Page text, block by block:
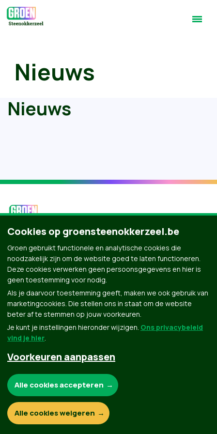
Nieuws
Nieuws
Groen.be
© Copyright Groen 2026 | Gemaakt met NationBuilder
Cookies op groensteenokkerzeel.be
Groen gebruikt functionele en analytische cookies die
noodzakelijk zijn om de website goed te laten functioneren.
Deze cookies verwerken geen persoonsgegevens en hier is
geen toestemming voor nodig.
Als je daarvoor toestemming geeft, maken we ook gebruik van
marketingcookies. Die stellen ons in staat om de website
beter af te stemmen op jouw voorkeuren.
Je kunt je instellingen hieronder wijzigen. Ons privacybeleid
vind je hier.
Voorkeuren aanpassen
Functionele en analytische cookies:
Alle cookies accepteren
Alle cookies weigeren